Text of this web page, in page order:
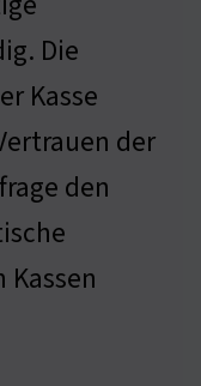
Die
Kasse
der
den